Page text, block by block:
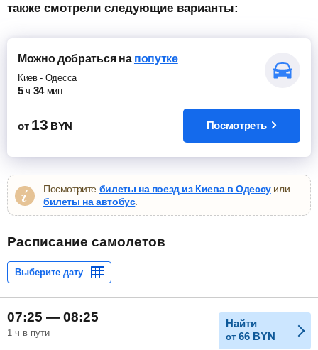
также смотрели следующие варианты:
Можно добратьсяна попутке
Киев- Одесса
5 ч 34 мин
от 13 BYN Посмотреть
Посмотрите билеты на поезд из Киева в Одессуили
билеты на автобус.
Расписание самолетов
07:25 — 08:25
1 ч в пути
Найти
от 66 BYN